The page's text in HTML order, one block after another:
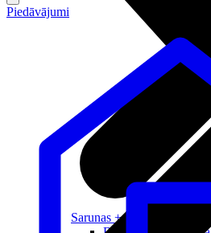
Sarunas + Internets
Piedāvājumi